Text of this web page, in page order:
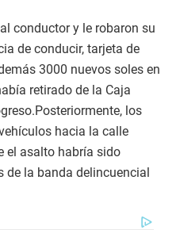
conductor y le robaron su
de conducir, tarjeta de
3000 nuevos soles en
retirado de la Caja
los
hacia la calle
el asalto habría sido
de la banda delincuencial